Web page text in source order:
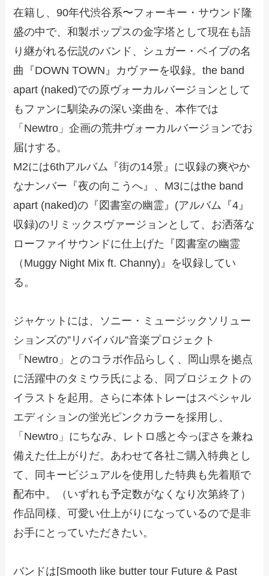
在籍し、90年代渋谷系〜フォーキー・サウンド隆
盛の中で、和製ポップスの金字塔として現在も語
り継がれる伝説のバンド、シュガー・ベイブの名
曲『DOWN TOWN』カヴァーを収録。the band
apart (naked)での原ヴォーカルバージョンとして
もファンに馴染みの深い楽曲を、本作では
「Newtro」企画の荒井ヴォーカルバージョンでお
届けする。
M2には6thアルバム『街の14景』に収録の爽やか
なナンバー『夜の向こうへ』、M3にはthe band
apart (naked)の『図書室の幽霊』(アルバム『4』
収録)のリミックスヴァージョンとして、お洒落な
ローファイサウンドに仕上げた『図書室の幽霊
（Muggy Night Mix ft. Channy)』を収録してい
る。
ジャケットには、ソニー・ミュージックソリュー
ションズの”リバイバル”音楽プロジェクト
「Newtro」とのコラボ作品らしく、岡山県を拠点
に活躍中のタミウラ氏による、同プロジェクトの
イラストを起用。さらに本体トレーはスペシャル
エディションの蛍光ピンクカラーを採用し、
「Newtro」にちなみ、レトロ感と今っぽさを兼ね
備えた仕上がりだ。あわせて各社ご購入特典とし
て、同キービジュアルを使用した特典も先着順で
配布中。（いずれも予定数がなくなり次第終了）
作品同様、可愛い仕上がりになっているので是非
お手にとっていただきたい。
バンドは[Smooth like butter tour Future & Past